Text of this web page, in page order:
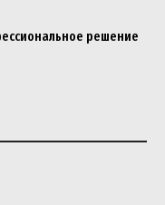
решение